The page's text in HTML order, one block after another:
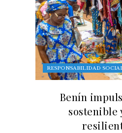
RESPONSABILIDAD
Benín
sostenible